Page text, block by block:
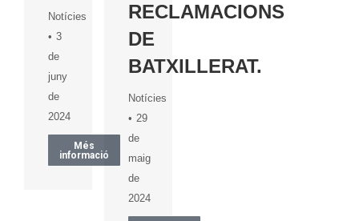
Notícies
3
de
juny
de
2024
Més
informació
RECLAMACIONS
DE
BATXILLERAT.
Notícies
29
de
maig
de
2024